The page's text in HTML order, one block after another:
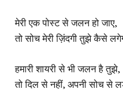
मेरी एक पोस्ट से जलन हो जाए,
तो सोच मेरी ज़िंदगी तुझे कैसे
हमारी शायरी से भी जलन है तुझे,
तो दिल से नहीं, अपनी सोच से